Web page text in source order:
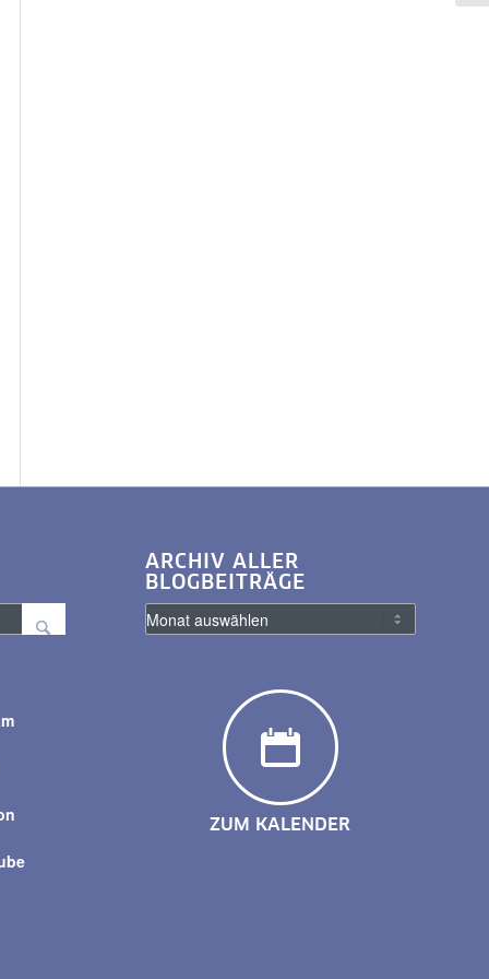
ARCHIV ALLER
BLOGBEITRÄGE
ZUM KALENDER